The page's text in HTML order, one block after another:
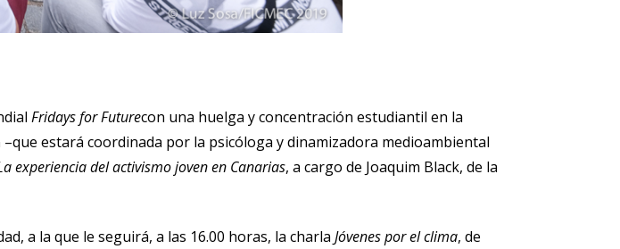
Fridays for Futurecon una huelga y concentración estudiantil en la
estará coordinada por la psicóloga y dinamizadora medioambiental
experiencia del activismo joven en Canarias, a cargo de Joaquim Black, de la
a la que le seguirá, a las 16.00 horas, la charla Jóvenes por el clima, de